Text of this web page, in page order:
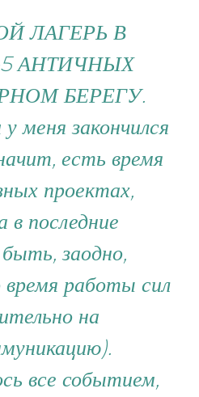
ЛАГЕРЬ В
АНТИЧНЫХ
БЕРЕГУ.
меня закончился
есть время
проектах,
в последние
заодно,
время работы сил
на
все событием,